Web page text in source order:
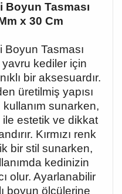
Boyun Tasması
x 30 Cm
Boyun Tasması
yavru kediler için
bir aksesuardır.
üretilmiş yapısı
sunarken,
ile estetik ve dikkat
Kırmızı renk
bir stil sunarken,
kedinizin
olur. Ayarlanabilir
boyun ölçülerine